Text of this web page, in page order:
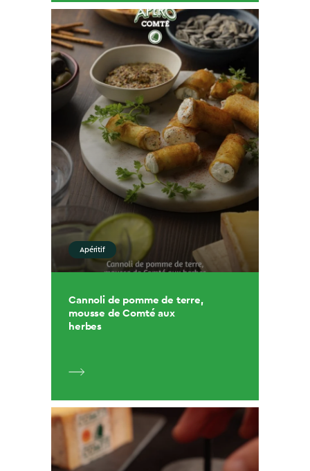
Apéritif
Cannoli de pomme de terre,
mousse de Comté aux
herbes